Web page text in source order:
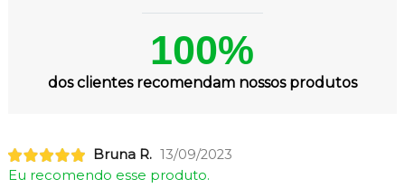
100%
dos clientes recomendam nossos produtos
Bruna R. 13/09/2023
Eu recomendo esse produto.